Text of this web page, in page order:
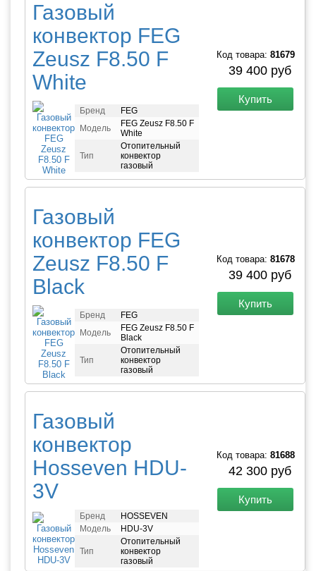
Газовый
конвектор FEG
Zeusz F8.50 F
White
Код товара: 81679
39 400 руб
Купить
Бренд
FEG
Модель
FEG Zeusz F8.50 F
White
Тип
Отопительный
конвектор
газовый
Газовый
конвектор FEG
Zeusz F8.50 F
Black
Код товара: 81678
39 400 руб
Купить
Бренд
FEG
Модель
FEG Zeusz F8.50 F
Black
Тип
Отопительный
конвектор
газовый
Газовый
конвектор
Hosseven HDU-
3V
Код товара: 81688
42 300 руб
Купить
Бренд
HOSSEVEN
Модель
HDU-3V
Тип
Отопительный
конвектор
газовый